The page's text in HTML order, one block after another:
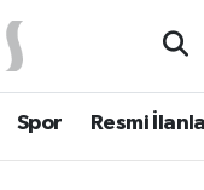
Spor Resmi